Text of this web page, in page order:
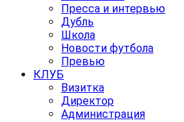
Пресса и интервью
Дубль
Школа
Новости футбола
Превью
КЛУБ
Визитка
Директор
Администрация